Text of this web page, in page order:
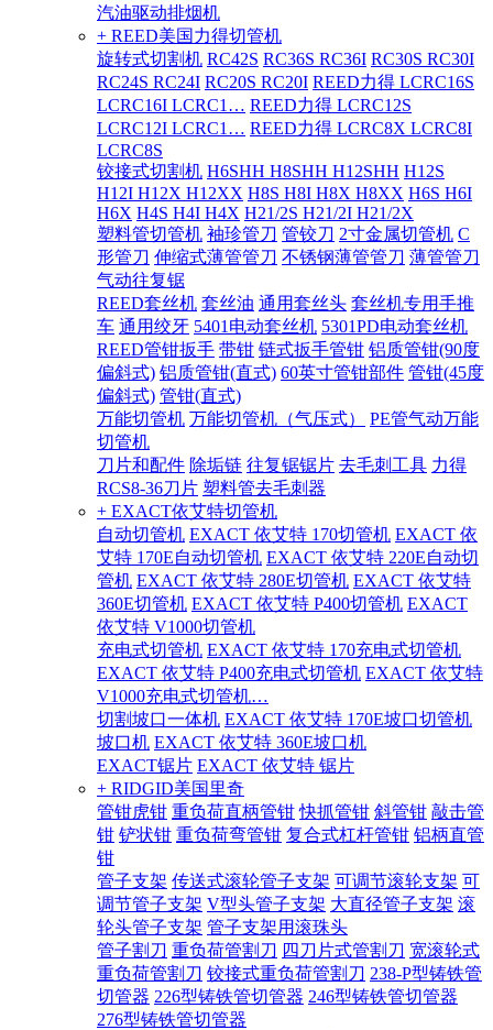
汽油驱动排烟机
+ REED美国力得切管机
旋转式切割机 RC42S RC36S RC36I RC30S RC30I
RC24S RC24I RC20S RC20I REED力得 LCRC16S
LCRC16I LCRC1… REED力得 LCRC12S
LCRC12I LCRC1… REED力得 LCRC8X LCRC8I
LCRC8S
铰接式切割机 H6SHH H8SHH H12SHH H12S
H12I H12X H12XX H8S H8I H8X H8XX H6S H6I
H6X H4S H4I H4X H21/2S H21/2I H21/2X
塑料管切管机 袖珍管刀 管铰刀 2寸金属切管机 C
形管刀 伸缩式薄管管刀 不锈钢薄管管刀 薄管管刀
气动往复锯
REED套丝机 套丝油 通用套丝头 套丝机专用手推
车 通用绞牙 5401电动套丝机 5301PD电动套丝机
REED管钳扳手 带钳 链式扳手管钳 铝质管钳(90度
偏斜式) 铝质管钳(直式) 60英寸管钳部件 管钳(45度
偏斜式) 管钳(直式)
万能切管机 万能切管机（气压式）
PE管气动万能
切管机
刀片和配件 除垢链 往复锯锯片 去毛刺工具 力得
RCS8-36刀片 塑料管去毛刺器
+ EXACT依艾特切管机
自动切管机 EXACT 依艾特 170切管机 EXACT 依
艾特 170E自动切管机 EXACT 依艾特 220E自动切
管机 EXACT 依艾特 280E切管机 EXACT 依艾特
360E切管机 EXACT 依艾特 P400切管机 EXACT
依艾特 V1000切管机
充电式切管机 EXACT 依艾特 170充电式切管机
EXACT 依艾特 P400充电式切管机 EXACT 依艾特
V1000充电式切管机…
切割坡口一体机 EXACT 依艾特 170E坡口切管机
坡口机 EXACT 依艾特 360E坡口机
EXACT锯片 EXACT 依艾特 锯片
+ RIDGID美国里奇
管钳虎钳 重负荷直柄管钳 快抓管钳 斜管钳 敲击管
钳 铲状钳 重负荷弯管钳 复合式杠杆管钳 铝柄直管
钳
管子支架 传送式滚轮管子支架 可调节滚轮支架 可
调节管子支架 V型头管子支架 大直径管子支架 滚
轮头管子支架 管子支架用滚珠头
管子割刀 重负荷管割刀 四刀片式管割刀 宽滚轮式
重负荷管割刀 铰接式重负荷管割刀 238-P型铸铁管
切管器 226型铸铁管切管器 246型铸铁管切管器
276型铸铁管切管器